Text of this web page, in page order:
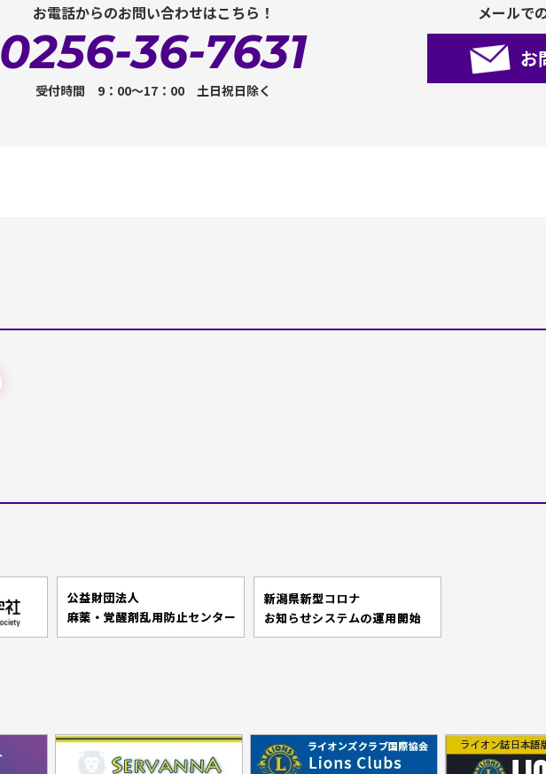
お電話からのお問い合わせはこちら！
0256-36-7631
受付時間 9：00～17：00 土日祝日除く
メールで
お